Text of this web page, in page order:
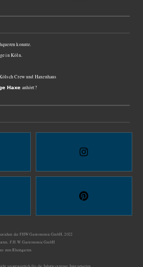
konnte.
in Köln.
Crew und Haxenhaus
𝗛𝗮𝘅𝗲 anhört?
der FHW Gastronomie GmbH, 2022
F.H.W. Gastronomie GmbH
zum Rheingarten.
verantwortlich für die Inhalte externer Internetseiten.